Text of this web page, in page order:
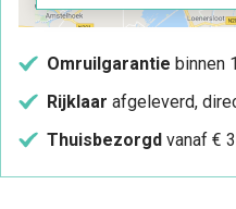
Omruilgarantie binnen
Rijklaar afgeleverd,
Thuisbezorgd vanaf €